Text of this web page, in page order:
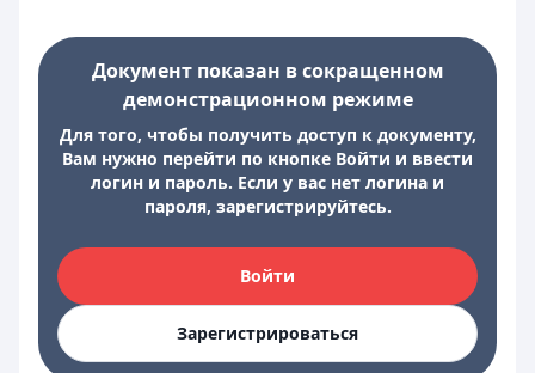
Документ показан в сокращенном
демонстрационном режиме
Для того, чтобы получить доступ к документу,
Вам нужно перейти по кнопке Войти и ввести
логин и пароль. Если у вас нет логина и
пароля, зарегистрируйтесь.
Войти
Зарегистрироваться